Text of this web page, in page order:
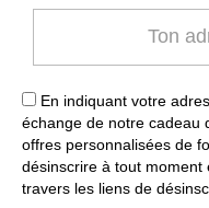
En indiquant votre
échange de notre cadeau
offres personnalisées de
désinscrire à tout moment
travers les liens de